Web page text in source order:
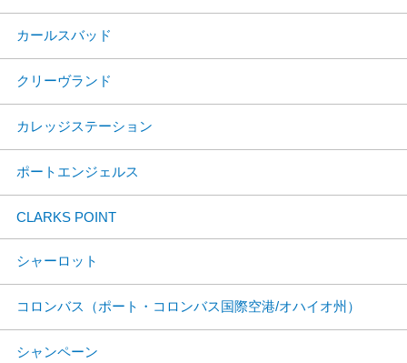
カールスバッド
クリーヴランド
カレッジステーション
ポートエンジェルス
CLARKS POINT
シャーロット
コロンバス（ポート・コロンバス国際空港/オハイオ州）
シャンペーン